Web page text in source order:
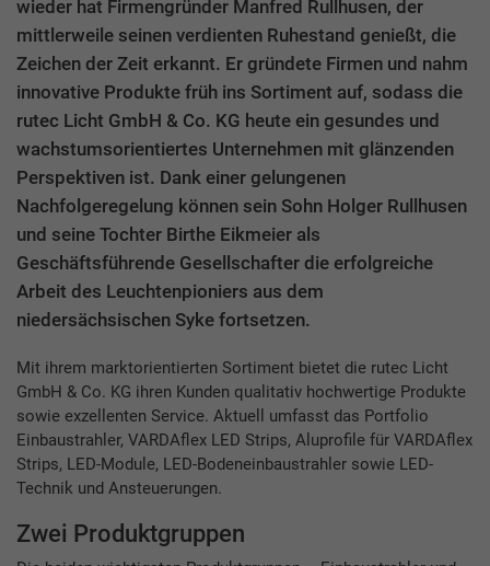
wieder hat Firmengründer Manfred Rullhusen, der
mittlerweile seinen verdienten Ruhestand genießt, die
Zeichen der Zeit erkannt. Er gründete Firmen und nahm
innovative Produkte früh ins Sortiment auf, sodass die
rutec Licht GmbH & Co. KG heute ein gesundes und
wachstumsorientiertes Unternehmen mit glänzenden
Perspektiven ist. Dank einer gelungenen
Nachfolgeregelung können sein Sohn Holger Rullhusen
und seine Tochter Birthe Eikmeier als
Geschäftsführende Gesellschafter die erfolgreiche
Arbeit des Leuchtenpioniers aus dem
niedersächsischen Syke fortsetzen.
Mit ihrem marktorientierten Sortiment bietet die rutec Licht
GmbH & Co. KG ihren Kunden qualitativ hochwertige Produkte
sowie exzellenten Service. Aktuell umfasst das Portfolio
Einbaustrahler, VARDAflex LED Strips, Aluprofile für VARDAflex
Strips, LED-Module, LED-Bodeneinbaustrahler sowie LED-
Technik und Ansteuerungen.
Zwei Produktgruppen